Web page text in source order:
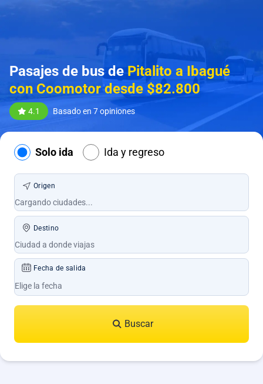
Pasajes de bus de Pitalito a Ibagué
con Coomotor desde $82.800
4.1 Basado en 7 opiniones
Solo ida Ida y regreso
Origen
Destino
Fecha de salida
Buscar